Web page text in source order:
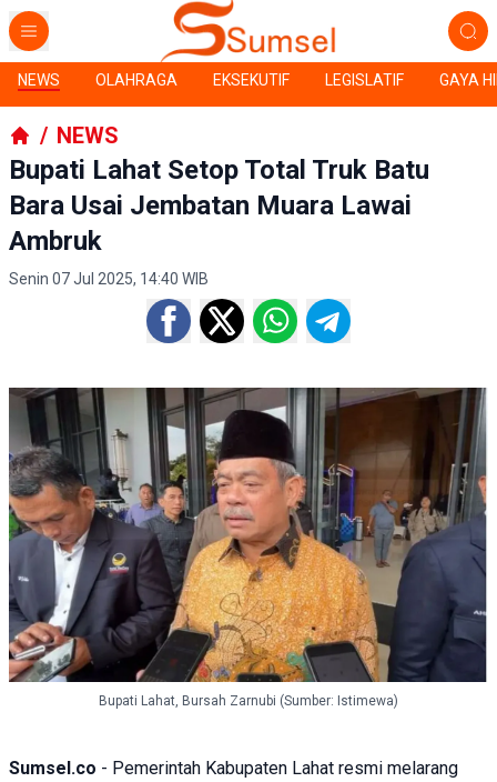
NEWS OLAHRAGA EKSEKUTIF LEGISLATIF GAYA
/ NEWS
Bupati Lahat Setop Total Truk Batu
Bara Usai Jembatan Muara Lawai
Ambruk
Senin 07 Jul 2025, 14:40 WIB
Bupati Lahat, Bursah Zarnubi (Sumber: Istimewa)
Sumsel.co - Pemerintah Kabupaten Lahat resmi melarang